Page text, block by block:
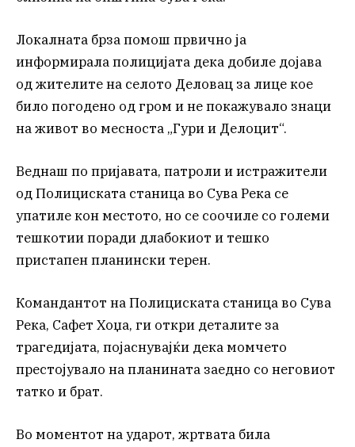
Локалната брза помош првично ја
информирала полицијата дека добиле дојава
од жителите на селото Деловац за лице кое
било погодено од гром и не покажувало знаци
на живот во месноста „Гури и Делоцит“.
Веднаш по пријавата, патроли и истражители
од Полициската станица во Сува Река се
упатиле кон местото, но се соочиле со големи
тешкотии поради длабокиот и тешко
пристапен планински терен.
Командантот на Полициската станица во Сува
Река, Сафет Хоџа, ги откри деталите за
трагедијата, појаснувајќи дека момчето
престојувало на планината заедно со неговиот
татко и брат.
Во моментот на ударот, жртвата била